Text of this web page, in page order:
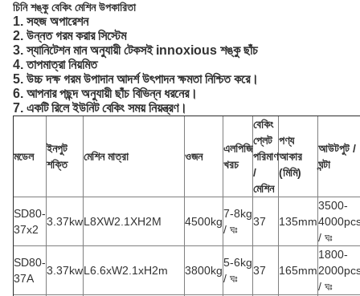
চিনি শঙ্কু বেকিং মেশিন উপকারিতা
1. সহজ অপারেশন
2. উন্নত গরম করার সিস্টেম
3. স্যানিটেশন মান অনুযায়ী টেকসই innoxious শঙ্কু ছাঁচ
4. তাপমাত্রা নিয়মিত
5. উচ্চ দক্ষ গরম উপাদান আদর্শ উৎপাদন ক্ষমতা নিশ্চিত করে।
6. আপনার পছন্দ অনুযায়ী ছাঁচ বিভিন্ন ধরনের।
7. একটি রিলে ইউনিট বেকিং সময় নিয়ন্ত্রণ।
মডেল
ইনপুট
শক্তি
মেশিন মাত্রা ওজন
এলপিজি
খরচ
বেকিং
প্লেট
পরিমাণ
/
মেশিন
পণ্য
আকার
(মিমি)
আউটপুট /
ঘন্টা
SD80-
37x2
3.37kwL8XW2.1XH2M 4500kg
7-8kg
/ ঘঃ
37 135mm
3500-
/ ঘঃ
SD80-
37A
3.37kwL6.6xW2.1xH2m 3800kg
5-6kg
/ ঘঃ
37 165mm
1800-
/ ঘঃ